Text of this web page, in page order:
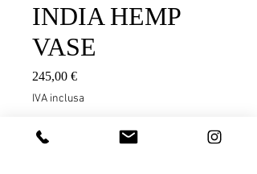
INDIA HEMP
VASE
245,00 €Prezzo
IVA inclusa
Aggiungi al carrello